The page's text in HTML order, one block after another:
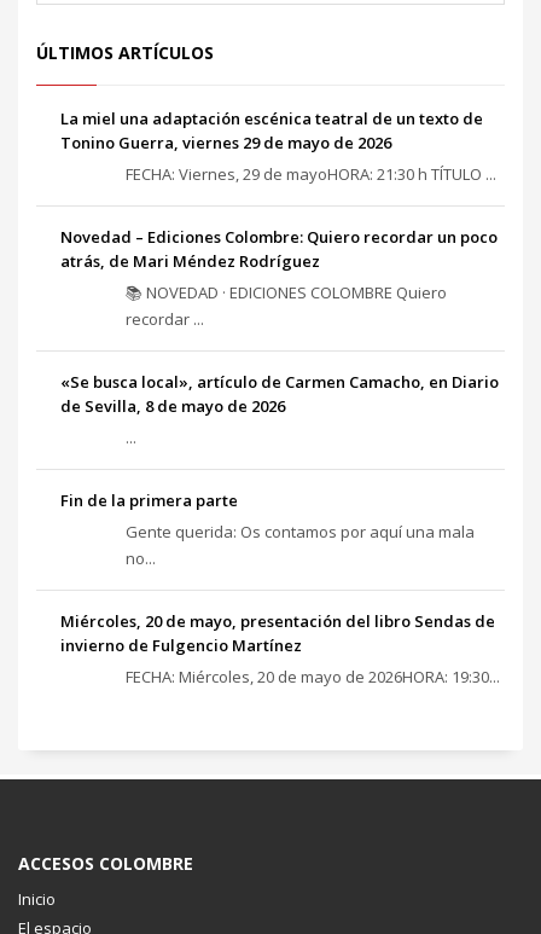
ÚLTIMOS ARTÍCULOS
La miel una adaptación escénica teatral de un texto de
Tonino Guerra, viernes 29 de mayo de 2026
FECHA: Viernes, 29 de mayoHORA: 21:30 h TÍTULO ...
Novedad – Ediciones Colombre: Quiero recordar un poco
atrás, de Mari Méndez Rodríguez
📚 NOVEDAD · EDICIONES COLOMBRE Quiero
recordar ...
«Se busca local», artículo de Carmen Camacho, en Diario
de Sevilla, 8 de mayo de 2026
...
Fin de la primera parte
Gente querida: Os contamos por aquí una mala
no...
Miércoles, 20 de mayo, presentación del libro Sendas de
invierno de Fulgencio Martínez
FECHA: Miércoles, 20 de mayo de 2026HORA: 19:30...
ACCESOS COLOMBRE
Inicio
El espacio